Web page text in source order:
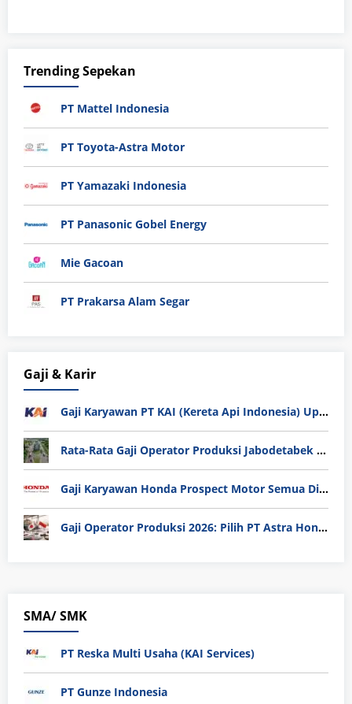
Trending Sepekan
PT Mattel Indonesia
PT Toyota-Astra Motor
PT Yamazaki Indonesia
PT Panasonic Gobel Energy
Mie Gacoan
PT Prakarsa Alam Segar
Gaji & Karir
Gaji Karyawan PT KAI (Kereta Api Indonesia) Update 2025
Rata-Rata Gaji Operator Produksi Jabodetabek 2025: Bedah Tuntas UMK, Lemburan, dan Realita Hidup Buruh
Gaji Karyawan Honda Prospect Motor Semua Divisi
Gaji Operator Produksi 2026: Pilih PT Astra Honda Motor (AHM) atau Manufaktur di Jepang?
SMA/ SMK
PT Reska Multi Usaha (KAI Services)
PT Gunze Indonesia